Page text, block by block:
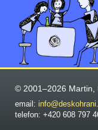
© 2001–2026 Martin,
email:
telefon: +420 608 797